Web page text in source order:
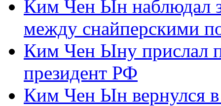
Ким Чен Ын наблюдал
между снайперскими
Ким Чен Ыну прислал
президент РФ
Ким Чен Ын вернулся